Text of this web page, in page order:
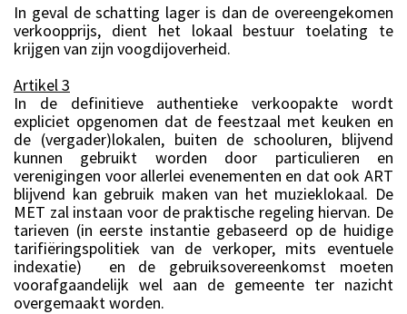
In geval de schatting lager is dan de overeengekomen
verkoopprijs, dient het lokaal bestuur toelating te
krijgen van zijn voogdijoverheid.
Artikel 3
In de definitieve authentieke verkoopakte wordt
expliciet opgenomen dat de feestzaal met keuken en
de (vergader)lokalen, buiten de schooluren, blijvend
kunnen gebruikt worden door particulieren en
verenigingen voor allerlei evenementen en dat ook ART
blijvend kan gebruik maken van het muzieklokaal. De
MET zal instaan voor de praktische regeling hiervan. De
tarieven (in eerste instantie gebaseerd op de huidige
tarifiëringspolitiek van de verkoper, mits eventuele
indexatie)
en de gebruiksovereenkomst moeten
voorafgaandelijk wel aan de gemeente ter nazicht
overgemaakt worden.